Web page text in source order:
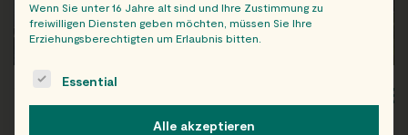
Wenn Sie unter 16 Jahre alt sind und Ihre Zustimmung zu
freiwilligen Diensten geben möchten, müssen Sie Ihre
Erziehungsberechtigten um Erlaubnis bitten.
The following is a list of service groups for which consent
Essential
Alle akzeptieren